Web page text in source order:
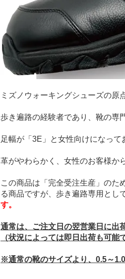
ミズノウォーキングシューズの原
歩き遍路の経験者であり、靴の専
足幅が「3E」と女性向けになって
革がやわらかく、女性のお客様か
この商品は「完全受注生産」のた
る商品ですが、歩き遍路専用とし
す。
通常は、ご注文日の翌営業日に出
（状況によっては即日出荷も可能
※通常の靴のサイズより、0.5～